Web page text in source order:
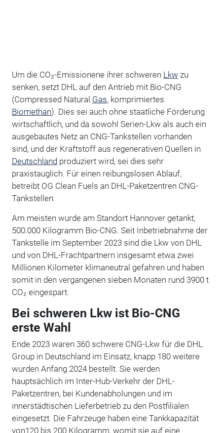
Um die CO₂-Emissionene ihrer schweren Lkw zu
senken, setzt DHL auf den Antrieb mit Bio-CNG
(Compressed Natural Gas, komprimiertes
Biomethan). Dies sei auch ohne staatliche Förderung
wirtschaftlich, und da sowohl Serien-Lkw als auch ein
ausgebautes Netz an CNG-Tankstellen vorhanden
sind, und der Kraftstoff aus regenerativen Quellen in
Deutschlandproduziert wird, sei dies sehr
praxistauglich. Für einen reibungslosen Ablauf,
betreibt OG Clean Fuels an DHL-Paketzentren CNG-
Tankstellen.
Am meisten wurde am Standort Hannover getankt,
500.000 Kilogramm Bio-CNG. Seit Inbetriebnahme der
Tankstelle im September 2023 sind die Lkw von DHL
und von DHL-Frachtpartnern insgesamt etwa zwei
Millionen Kilometer klimaneutral gefahren und haben
somit in den vergangenen sieben Monaten rund 3900 t
CO₂ eingespart.
Bei schweren Lkw ist Bio-CNG
erste Wahl
Ende 2023 waren 360 schwere CNG-Lkw für die DHL
Group in Deutschland im Einsatz, knapp 180 weitere
wurden Anfang 2024 bestellt. Sie werden
hauptsächlich im Inter-Hub-Verkehr der DHL-
Paketzentren, bei Kundenabholungen und im
innerstädtischen Lieferbetrieb zu den Postfilialen
eingesetzt. Die Fahrzeuge haben eine Tankkapazität
von120 bis 200 Kilogramm, womit sie auf eine